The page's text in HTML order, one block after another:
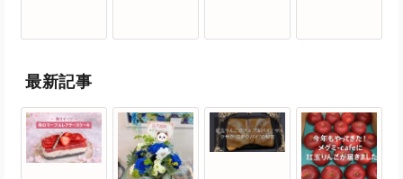
最新記事